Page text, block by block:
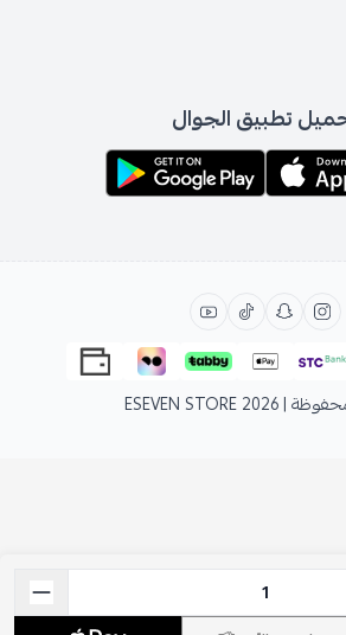
تطبيق الجوال
| 2026
ESEVEN STORE